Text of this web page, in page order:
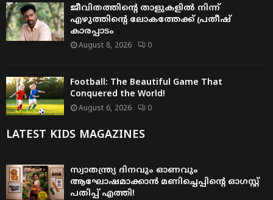
ജീവിതത്തിന്റെ താളുകളിൽ നിന്ന്
എഴുത്തിന്റെ ലോകത്തേക്ക് പ്രതീഷ്
കാരപ്പാടം
August 8, 2026 0
Football: The Beautiful Game That
Conquered the World!
August 6, 2026 0
LATEST KIDS MAGAZINES
സ്വാതന്ത്ര്യ ദിനവും ഓണവും
ആഘോഷമാക്കാൻ മണിച്ചെപ്പിന്റെ ഓഗസ്റ്റ്
പതിപ്പ് എത്തി!